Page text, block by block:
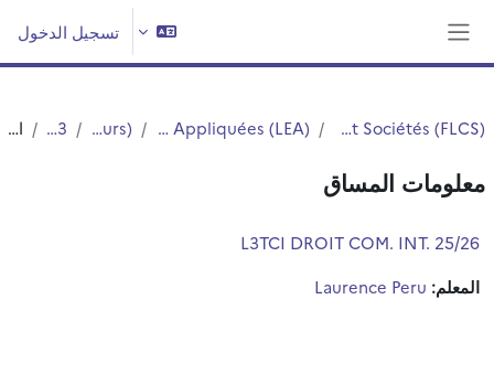
تسجيل الدخول
Faculté des Langues Cultures et Sociétés (FLCS)
Département Langues Etrangères Appliquées (LEA)
Licences (cours)
Licence 3 الملخص
معلومات المساق
L3TCI DROIT COM. INT. 25/26
المعلم: Laurence Peru